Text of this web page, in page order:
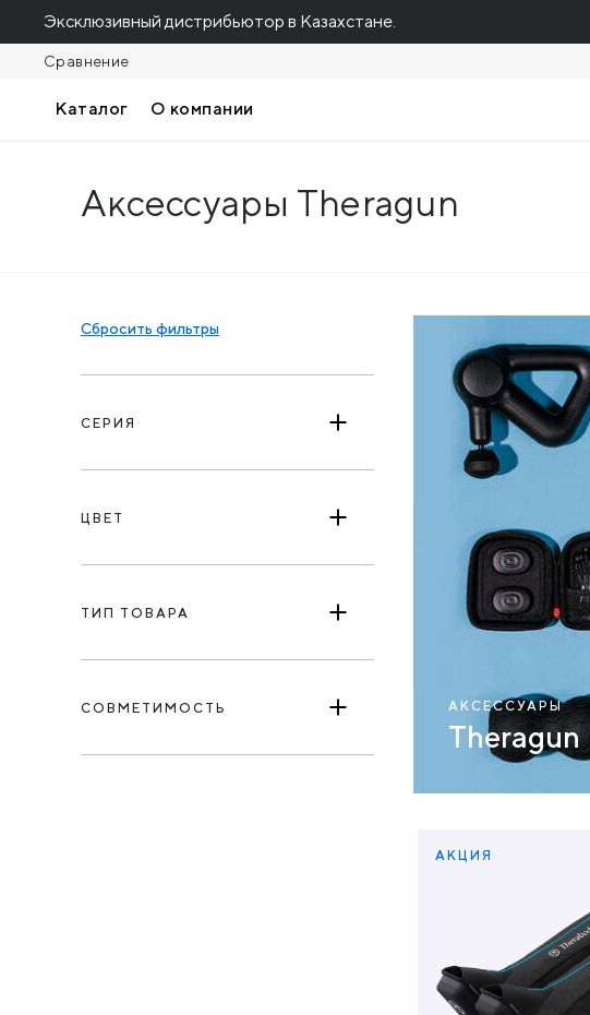
Эксклюзивный дистрибьютор в Казахстане.
Сравнение
Каталог О компании
Аксессуары Theragun
Фильтр
Сбросить фильтры
СЕРИЯ
ЦВЕТ
ТИП ТОВАРА
СОВМЕТИМОСТЬ АКСЕССУАРЫ
Theragun
АКЦИЯ